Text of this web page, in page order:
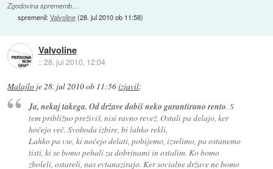
Zgodovina sprememb…
spremenil:Valvoline(28. jul 2010 ob 11:58)
Valvoline
::28. jul 2010, 12:04
Malajlo je28. jul 2010 ob 11:56izjavil:
Ja, nekaj takega. Od države dobiš neko garantirano rento. S
tem približno preživiš, nisi ravno revež. Ostali pa delajo, ker
hočejo več. Svoboda izbire, bi lahko rekli.
Lahko pa vse, ki nočejo delati, pobijemo, izselimo, pa ostanemo
tisti, ki se bomo pehali za dobrinami in ostalim. Ko bomo
zboleli, ostareli, nas evtanazirajo. Ker socialne države ne bomo